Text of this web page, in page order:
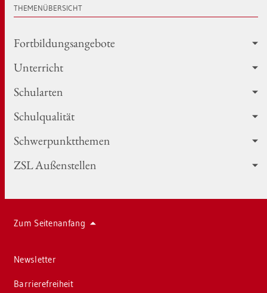
THE­MEN­ÜBER­SICHT
Fort­bil­dungs­an­ge­bo­te
Un­ter­richt
Schul­ar­ten
Schul­qua­li­tät
Schwer­punkt­the­men
ZSL Au­ßen­stel­len
Zum Sei­ten­an­fang
News­let­ter
Bar­rie­re­frei­heit